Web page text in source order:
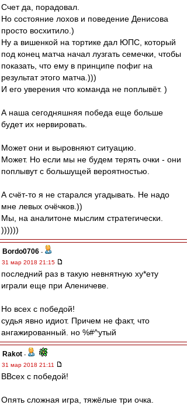
Счет да, порадовал.
Но состояние лохов и поведение Денисова
просто восхитило.)
Ну а вишенкой на тортике дал ЮПС, который
под конец матча начал лузгать семечки, чтобы
показать, что ему в принципе пофиг на
результат этого матча.)))
И его уверения что команда не поплывёт. )
А наша сегодняшняя победа еще больше
будет их нервировать.
Может они и выровняют ситуацию.
Может. Но если мы не будем терять очки - они
поплывут с большущей вероятностью.
А счёт-то я не старался угадывать. Не надо
мне левых очёчков.))
Мы, на аналитоне мыслим стратегически.
))))))
Bordo0706 -
31 мар 2018 21:15
последний раз в такую невнятную ху*ету
играли еще при Аленичеве.
Но всех с победой!
судья явно идиот. Причем не факт, что
ангажированный. но %#^утый
Rakot -
31 мар 2018 21:11
ВВсех с победой!
Опять сложная игра, тяжёлые три очка.